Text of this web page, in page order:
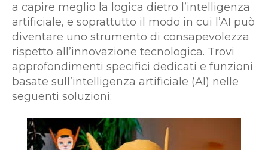
a capire meglio la logica dietro l’intelligenza
artificiale, e soprattutto il modo in cui l’AI può
diventare uno strumento di consapevolezza
rispetto all’innovazione tecnologica. Trovi
approfondimenti specifici dedicati e funzioni
basate sull’intelligenza artificiale (AI) nelle
seguenti soluzioni: